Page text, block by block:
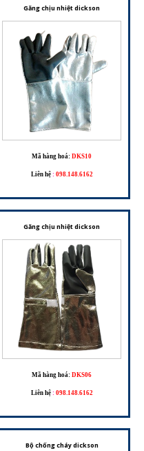
Găng chịu nhiệt dickson
Mã hàng hoá: DKS10
Liên hệ : 098.148.6162
Găng chịu nhiệt dickson
Mã hàng hoá: DKS06
Liên hệ : 098.148.6162
Bộ chống cháy dickson